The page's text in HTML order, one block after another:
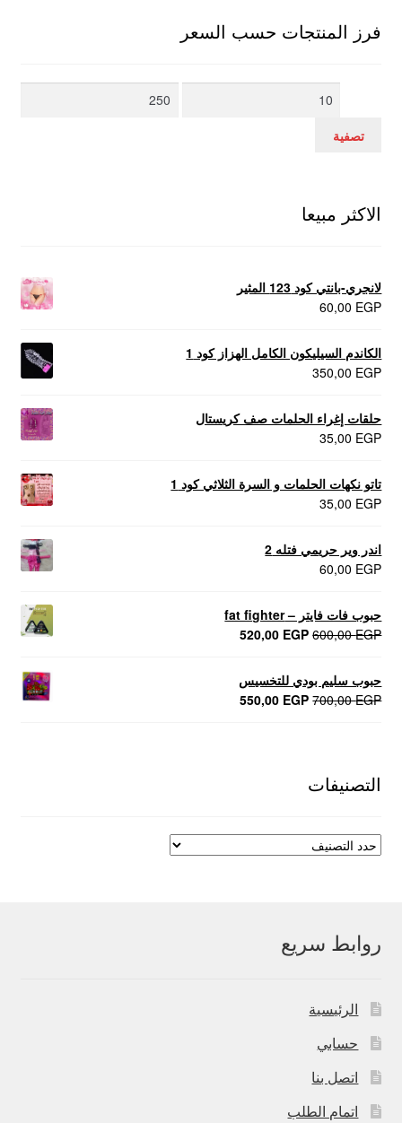
فرز المنتجات حسب السعر
أدنى
أعلى
تصفية
الاكثر مبيعا
لانجري-بانتي كود 123 المثير
60,00 EGP
الكاندم السيليكون الكامل الهزاز كود 1
350,00 EGP
حلقات إغراء الحلمات صف كريستال
35,00 EGP
تاتو نكهات الحلمات و السرة الثلاثي كود 1
35,00 EGP
اندر وير حريمي فتله 2
60,00 EGP
حبوب فات فايتر – fat fighter
600,00EGP
السعر
600,00 EGP.
520,00 EGP
السعر
520,00 EGP.
حبوب سليم بودي للتخسيس
700,00EGP
السعر550,00 EGP
السعر
التصنيفات
روابط سريع
الرئيسية
حسابي
اتصل بنا
اتمام الطلب